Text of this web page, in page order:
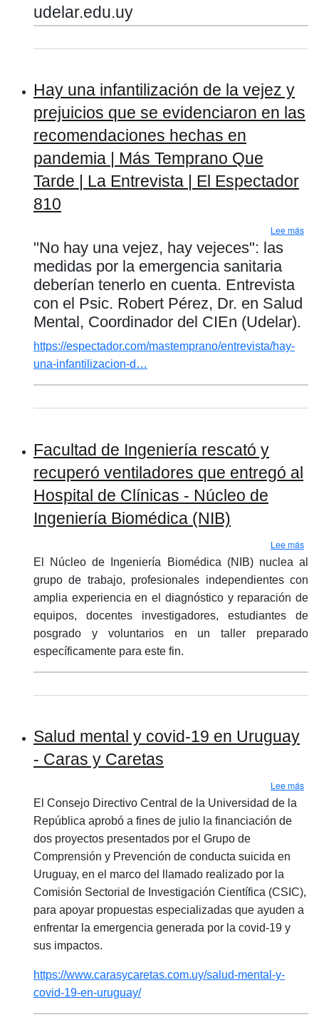
udelar.edu.uy
Hay una infantilización de la vejez y
prejuicios que se evidenciaron en las
recomendaciones hechas en
pandemia | Más Temprano Que
Tarde | La Entrevista | El Espectador
810
Lee más
"No hay una vejez, hay vejeces": las
medidas por la emergencia sanitaria
deberían tenerlo en cuenta. Entrevista
con el Psic. Robert Pérez, Dr. en Salud
Mental, Coordinador del CIEn (Udelar).
https://espectador.com/mastemprano/entrevista/hay-
una-infantilizacion-d…
Facultad de Ingeniería rescató y
recuperó ventiladores que entregó al
Hospital de Clínicas - Núcleo de
Ingeniería Biomédica (NIB)
Lee más
El Núcleo de Ingeniería Biomédica (NIB) nuclea al
grupo de trabajo, profesionales independientes con
amplia experiencia en el diagnóstico y reparación de
equipos, docentes investigadores, estudiantes de
posgrado y voluntarios en un taller preparado
específicamente para este fin.
Salud mental y covid-19 en Uruguay
- Caras y Caretas
Lee más
El Consejo Directivo Central de la Universidad de la
República aprobó a fines de julio la financiación de
dos proyectos presentados por el Grupo de
Comprensión y Prevención de conducta suicida en
Uruguay, en el marco del llamado realizado por la
Comisión Sectorial de Investigación Científica (CSIC),
para apoyar propuestas especializadas que ayuden a
enfrentar la emergencia generada por la covid-19 y
sus impactos.
https://www.carasycaretas.com.uy/salud-mental-y-
covid-19-en-uruguay/